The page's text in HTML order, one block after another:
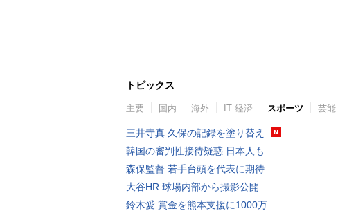
トピックス
主要 国内 海外 IT 経済 スポーツ 芸能
三井寺真 久保の記録を塗り替え
韓国の審判性接待疑惑 日本人も
森保監督 若手台頭を代表に期待
大谷HR 球場内部から撮影公開
鈴木愛 賞金を熊本支援に1000万